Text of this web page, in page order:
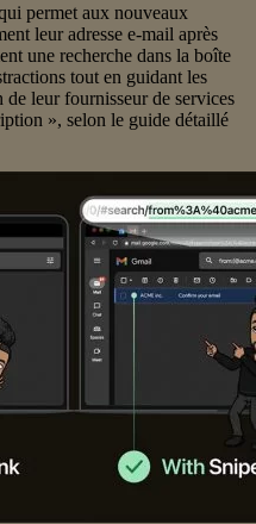
permet aux nouveaux
leur adresse e-mail après
une recherche dans la boîte
tout en guidant les
leur fournisseur de services
», selon le guide détaillé